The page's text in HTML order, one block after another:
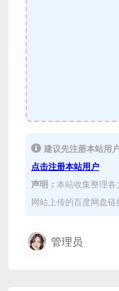
建议先注册本站用
点击注册本站用户
声明： 本站收集整理各
网站上传的百度网盘
管理员